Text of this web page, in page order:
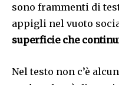
sono frammenti di
appigli nel vuoto
superficie che
Nel testo non c’è